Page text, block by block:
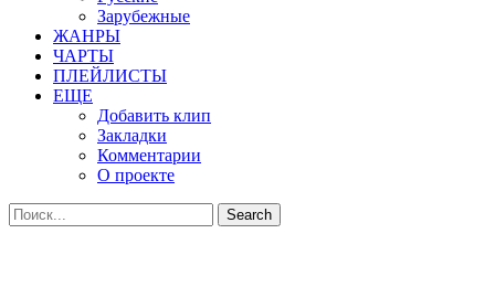
Зарубежные
ЖАНРЫ
ЧАРТЫ
ПЛЕЙЛИСТЫ
ЕЩЕ
Добавить клип
Закладки
Комментарии
О проекте